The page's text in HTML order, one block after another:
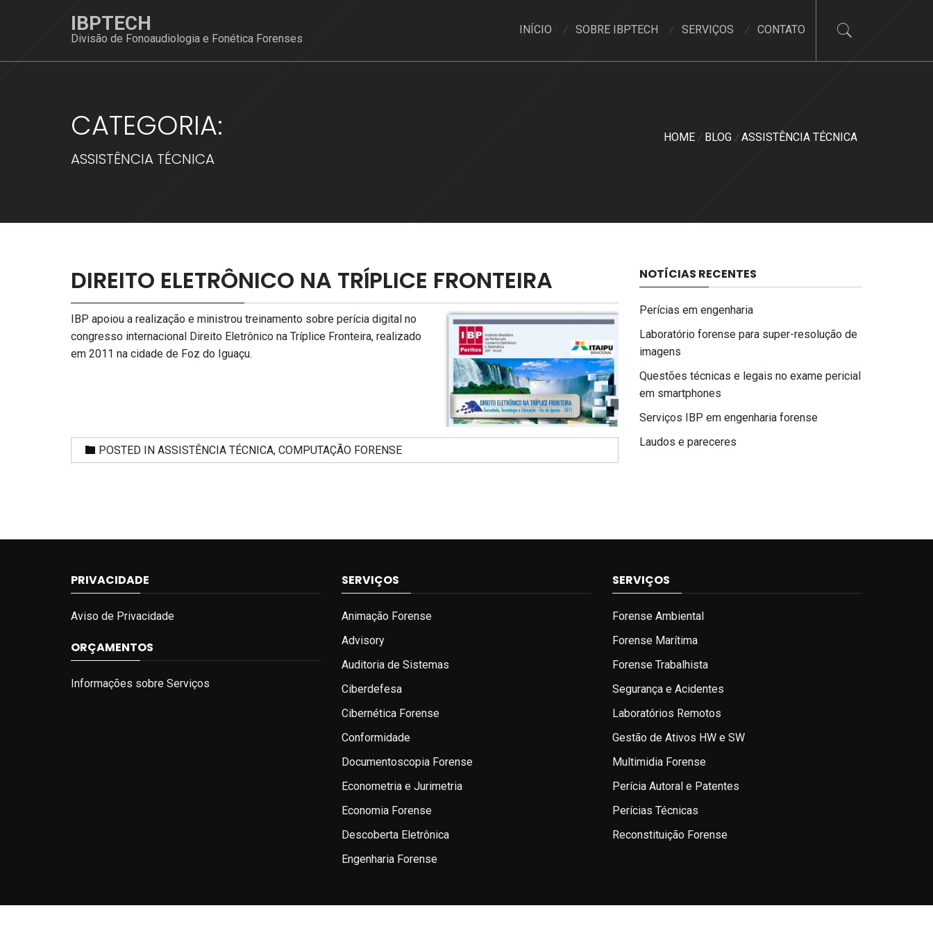
IBPTECH
Divisão de Fonoaudiologia e Fonética Forenses
INÍCIO SOBRE IBPTECH SERVIÇOS CONTATO
CATEGORIA:
ASSISTÊNCIA TÉCNICA
HOME BLOG ASSISTÊNCIA TÉCNICA
DIREITO ELETRÔNICO NA TRÍPLICE FRONTEIRA
IBP apoiou a realização e ministrou treinamento sobre perícia digital no
congresso internacional Direito Eletrônico na Tríplice Fronteira, realizado
em 2011 na cidade de Foz do Iguaçu.
POSTED IN ASSISTÊNCIA TÉCNICA, COMPUTAÇÃO FORENSE
NOTÍCIAS RECENTES
Perícias em engenharia
Laboratório forense para super-resolução de
imagens
Questões técnicas e legais no exame pericial
em smartphones
Serviços IBP em engenharia forense
Laudos e pareceres
PRIVACIDADE
Aviso de Privacidade
ORÇAMENTOS
Informações sobre Serviços
SERVIÇOS
Animação Forense
Advisory
Auditoria de Sistemas
Ciberdefesa
Cibernética Forense
Conformidade
Documentoscopia Forense
Econometria e Jurimetria
Economia Forense
Descoberta Eletrônica
Engenharia Forense
SERVIÇOS
Forense Ambiental
Forense Marítima
Forense Trabalhista
Segurança e Acidentes
Laboratórios Remotos
Gestão de Ativos HW e SW
Multimidia Forense
Perícia Autoral e Patentes
Perícias Técnicas
Reconstituição Forense